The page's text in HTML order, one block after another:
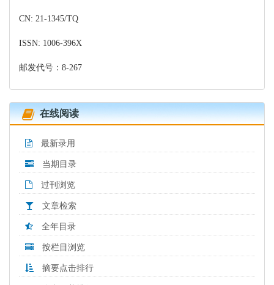
CN: 21-1345/TQ
ISSN: 1006-396X
邮发代号：8-267
在线阅读
最新录用
当期目录
过刊浏览
文章检索
全年目录
按栏目浏览
摘要点击排行